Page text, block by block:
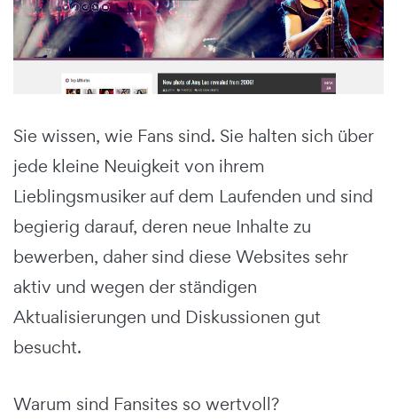
Sie wissen, wie Fans sind. Sie halten sich über
jede kleine Neuigkeit von ihrem
Lieblingsmusiker auf dem Laufenden und sind
begierig darauf, deren neue Inhalte zu
bewerben, daher sind diese Websites sehr
aktiv und wegen der ständigen
Aktualisierungen und Diskussionen gut
besucht.
Warum sind Fansites so wertvoll?